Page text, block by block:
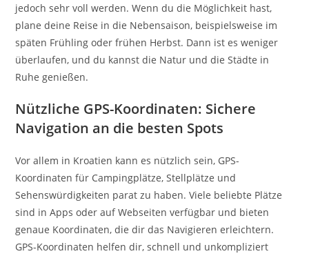
jedoch sehr voll werden. Wenn du die Möglichkeit hast,
plane deine Reise in die Nebensaison, beispielsweise im
späten Frühling oder frühen Herbst. Dann ist es weniger
überlaufen, und du kannst die Natur und die Städte in
Ruhe genießen.
Nützliche GPS-Koordinaten: Sichere
Navigation an die besten Spots
Vor allem in Kroatien kann es nützlich sein, GPS-
Koordinaten für Campingplätze, Stellplätze und
Sehenswürdigkeiten parat zu haben. Viele beliebte Plätze
sind in Apps oder auf Webseiten verfügbar und bieten
genaue Koordinaten, die dir das Navigieren erleichtern.
GPS-Koordinaten helfen dir, schnell und unkompliziert